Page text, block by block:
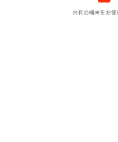
共有の端末をお